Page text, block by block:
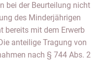
bei der Beurteilung nicht
des Minderjährigen
bereits mit dem Erwerb
anteilige Tragung von
nach § 744 Abs. 2